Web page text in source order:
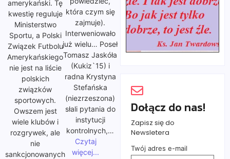
amerykański. Tę
kwestię reguluje
Ministerstwo
Sportu, a Polski
Związek Futbolu
Amerykańskiego
nie jest na liście
polskich
związków
sportowych.
Owszem jest
wiele klubów i
rozgrywek, ale
nie
sankcjonowanych
która czym się
zajmuje).
Interweniowało
już wielu… Poseł
Tomasz Jaskóła
(Kukiz`15) i
radna Krystyna
Stefańska
(niezrzeszona)
słali pytania do
instytucji
kontrolnych,…
Czytaj
więcej...
Dołącz do nas!
Zapisz się do
Newsletera
Twój adres e-mail